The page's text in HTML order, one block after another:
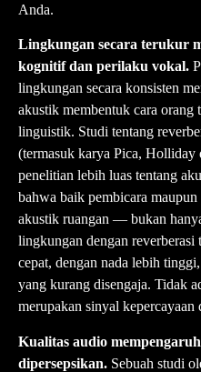
Anda.
Lingkungan secara terukur
kognitif dan perilaku vokal.
lingkungan secara konsisten
akustik membentuk cara orang
linguistik. Studi tentang
(termasuk karya Pica, Holliday
penelitian lebih luas tentang
bahwa baik pembicara
akustik ruangan — bukan
lingkungan dengan
cepat, dengan nada lebih
yang kurang disengaja. Tidak
merupakan sinyal kepercayaan
Kualitas audio
dipersepsikan. Sebuah studi